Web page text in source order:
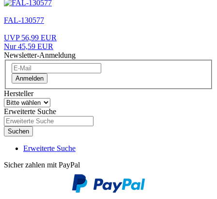
FAL-130577
UVP 56,99 EUR
Nur 45,59 EUR
Newsletter-Anmeldung
Anmelden
Hersteller
Erweiterte Suche
Suchen
Erweiterte Suche
Sicher zahlen mit PayPal